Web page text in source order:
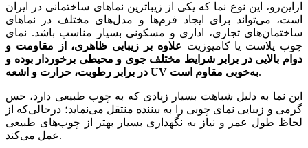
ازاین‌رو، این نوع نما که یکی از زیباترین نماهای ساختمانی در ایران
است، می‌تواند برای ایجاد فرم‌ها و مدل‌های مختلف در نماهای
ساختمان‌های تجاری، اداری و مسکونی بسیار مناسب باشد. نمای
چوب پلاست یا کامپوزیت علاوه بر زیبایی ظاهری، از مقاومت و
دوام بالایی در برابر شرایط مختلف جوی و محیطی برخوردار بوده و
در برابر رطوبت، حرارت و اشعه UV به‌خوبی مقاوم است.
این نما به دلیل شباهت بسیار زیادی که به چوب طبیعی دارد، حس
گرمی و زیبایی نمای چوبی را به بیننده منتقل می‌نماید؛ درحالی‌که از
لحاظ طول عمر و نیاز به نگهداری بسیار بهتر از چوب‌های طبیعی
عمل می‌کند.